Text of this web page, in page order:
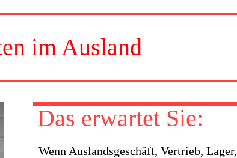
im Ausland
Wenn Auslandsgeschäft, Vertrieb, Lager,
Das erwartet Sie: